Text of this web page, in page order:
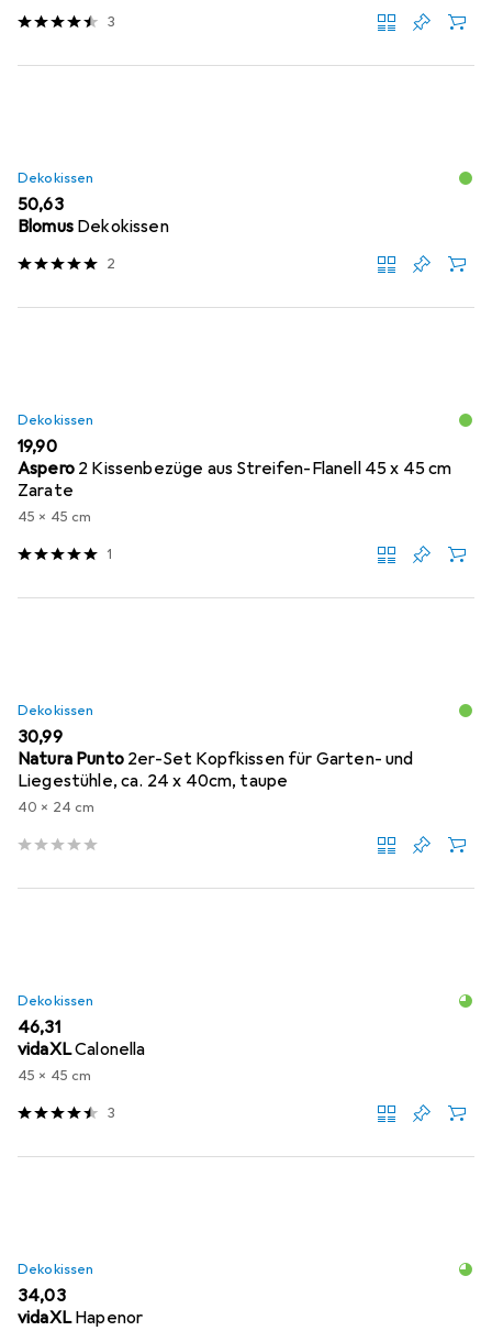
3
Dekokissen
EUR
50,63
Blomus Dekokissen
2
Dekokissen
EUR
19,90
Aspero 2 Kissenbezüge aus Streifen-Flanell 45 x 45 cm
Zarate
45 x 45 cm
1
Dekokissen
EUR
30,99
Natura Punto 2er-Set Kopfkissen für Garten- und
Liegestühle, ca. 24 x 40cm, taupe
40 x 24 cm
Dekokissen
EUR
46,31
vidaXLCalonella
45 x 45 cm
3
Dekokissen
EUR
34,03
vidaXL Hapenor